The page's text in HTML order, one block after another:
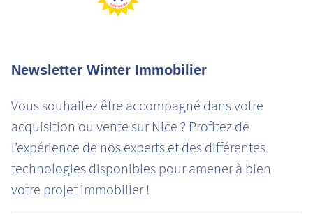
Newsletter Winter Immobilier
Vous souhaitez être accompagné dans votre
acquisition ou vente sur Nice ? Profitez de
l’expérience de nos experts et des différentes
technologies disponibles pour amener à bien
votre projet immobilier !